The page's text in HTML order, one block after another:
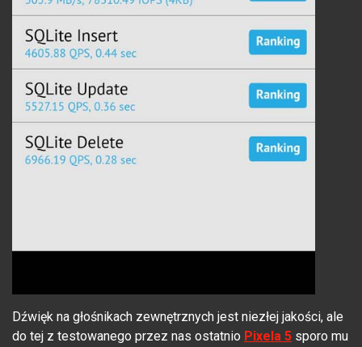
Dźwięk na głośnikach zewnętrznych jest niezłej jakości, ale
do tej z testowanego przez nas ostatnio Pixela 5 sporo mu